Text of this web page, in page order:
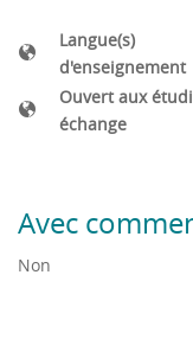
Langue(s)
d'enseignement
Ouvert aux
échange
Avec
Non